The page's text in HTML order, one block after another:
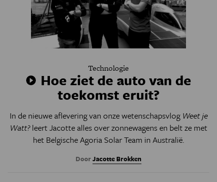
Technologie
Hoe ziet de auto van de
toekomst eruit?
In de nieuwe aflevering van onze wetenschapsvlog Weet je
Watt?leert Jacotte alles over zonnewagens en belt ze met
het Belgische Agoria Solar Team in Australië.
DoorJacotte Brokken